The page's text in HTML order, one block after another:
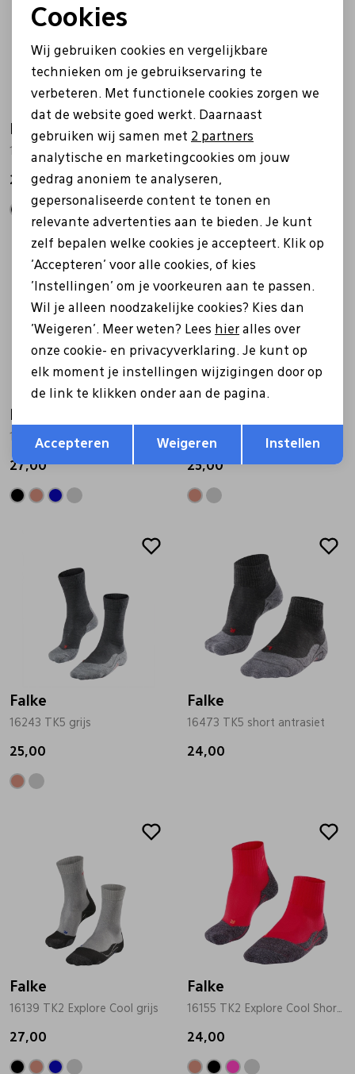
Falke
16139 TK2 Explore Cool zwart
27,00
Falke
16139 TK2 Explore Cool beige
27,00
16139 TK2 Explore Cool blauw
27,00
16243 TK 5 beige
25,00
Falke
16243 TK5 grijs
25,00
Falke
16473 TK5 short antrasiet
24,00
Falke
16139 TK2 Explore Cool grijs
27,00
Falke
24,00
Noodzakelijke cookies
Analytische cookies
Marketing cookies
Terug Opslaan
Cookies
Wij gebruiken cookies en vergelijkbare
technieken om je gebruikservaring te
verbeteren. Met functionele cookies zorgen we
dat de website goed werkt. Daarnaast
gebruiken wij samen met 2 partners
analytische en marketingcookies om jouw
gedrag anoniem te analyseren,
gepersonaliseerde content te tonen en
relevante advertenties aan te bieden. Je kunt
zelf bepalen welke cookies je accepteert. Klik op
'Accepteren' voor alle cookies, of kies
'Instellingen' om je voorkeuren aan te passen.
Wil je alleen noodzakelijke cookies? Kies dan
'Weigeren'. Meer weten? Lees hier alles over
onze cookie- en privacyverklaring. Je kunt op
elk moment je instellingen wijzigingen door op
de link te klikken onder aan de pagina.
Accepteren Weigeren Instellen